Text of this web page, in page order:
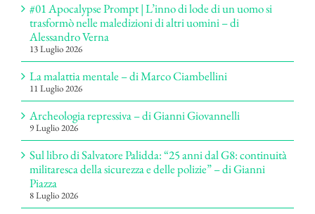
#01 Apocalypse Prompt | L’inno di lode di un uomo si
trasformò nelle maledizioni di altri uomini – di
Alessandro Verna
13 Luglio 2026
La malattia mentale – di Marco Ciambellini
11 Luglio 2026
Archeologia repressiva – di Gianni Giovannelli
9 Luglio 2026
Sul libro di Salvatore Palidda: “25 anni dal G8: continuità
militaresca della sicurezza e delle polizie” – di Gianni
Piazza
8 Luglio 2026